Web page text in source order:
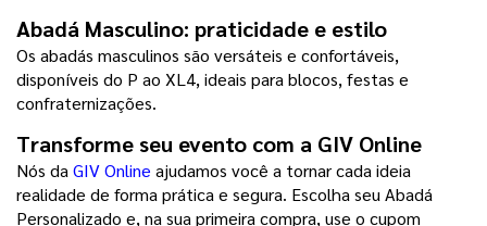
Abadá Masculino: praticidade e estilo
Os abadás masculinos são versáteis e confortáveis,
disponíveis do P ao XL4, ideais para blocos, festas e
confraternizações.
Transforme seu evento com a GIV Online
Nós da GIV Online ajudamos você a tornar cada ideia
realidade de forma prática e segura. Escolha seu Abadá